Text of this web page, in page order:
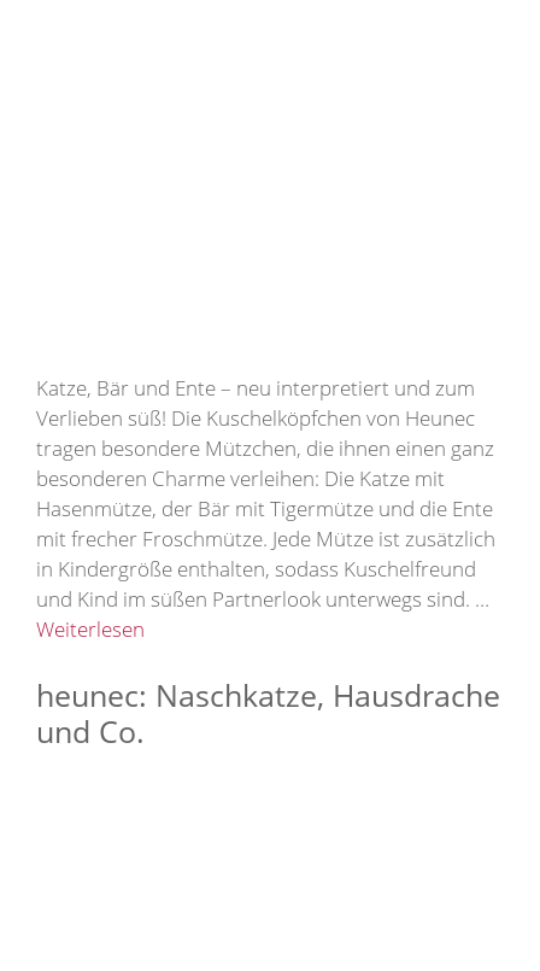
Katze, Bär und Ente – neu interpretiert und zum
Verlieben süß! Die Kuschelköpfchen von Heunec
tragen besondere Mützchen, die ihnen einen ganz
besonderen Charme verleihen: Die Katze mit
Hasenmütze, der Bär mit Tigermütze und die Ente
mit frecher Froschmütze. Jede Mütze ist zusätzlich
in Kindergröße enthalten, sodass Kuschelfreund
und Kind im süßen Partnerlook unterwegs sind. …
Weiterlesen
heunec: Naschkatze, Hausdrache
und Co.